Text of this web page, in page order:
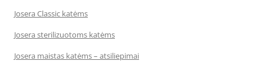
Josera Classic katėms
Josera sterilizuotoms katėms
Josera maistas katėms – atsiliepimai